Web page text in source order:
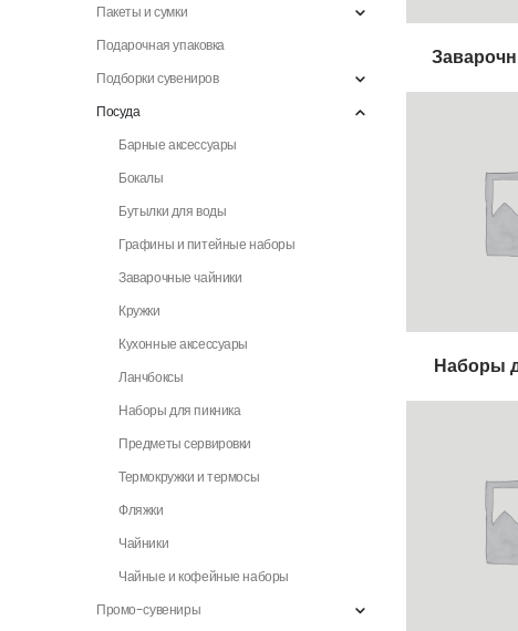
Наборы
Пакеты и сумки
Подарочная упаковка
Подборки сувениров
Посуда
Барные аксессуары
Бокалы
Бутылки для воды
Графины и питейные наборы
Заварочные чайники
Кружки
Кухонные аксессуары
Ланчбоксы
Наборы для пикника
Предметы сервировки
Термокружки и термосы
Фляжки
Чайники
Чайные и кофейные наборы
Промо-сувениры